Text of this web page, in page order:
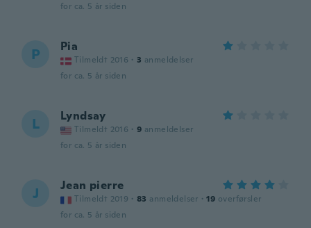
for ca. 5 år siden
P Pia
Tilmeldt 2016 · 3 anmeldelser
for ca. 5 år siden
L Lyndsay
Tilmeldt 2016 · 9 anmeldelser
for ca. 5 år siden
J Jean pierre
Tilmeldt 2019 · 83 anmeldelser · 19 overførsler
for ca. 5 år siden